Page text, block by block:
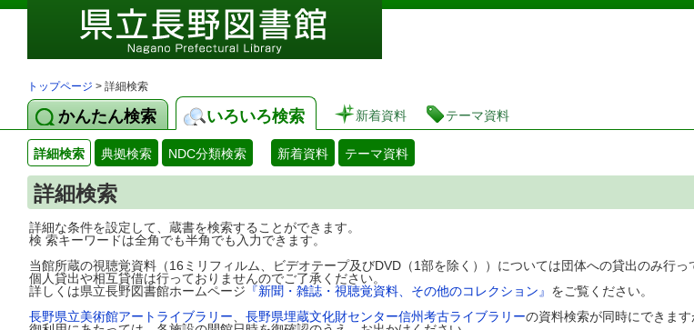
図書館 蔵書検索・予約システム
トップページ > 詳細検索
かんたん検索 いろいろ検索 新着資料 テーマ資料
詳細検索 典拠検索 NDC分類検索 新着資料 テーマ資料
詳細検索
詳細な条件を設定して、蔵書を検索することができます。
検 索キーワードは全角でも半角でも入力できます。
当館所蔵の視聴覚資料（16ミリフィルム、ビデオテープ及びDVD（1部を除く））については団体への貸出のみ行っ
個人貸出や相互貸借は行っておりませんのでご了承ください。
詳しくは県立長野図書館ホームページ 『新聞・雑誌・視聴覚資料、その他のコレクション』 をご覧ください。
長野県立美術館アートライブラリー
長野県埋蔵文化財センター信州考古ライブラリーの資料検索が同時にできます